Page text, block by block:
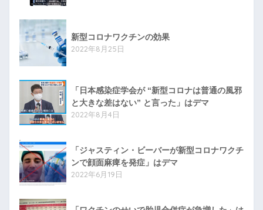
新型コロナワクチンの効果
2022年8月25日
「日本感染症学会が “新型コロナは普通の風邪
と大きな差はない” と言った」はデマ
2022年8月4日
「ジャスティン・ビーバーが新型コロナワクチ
ンで顔面麻痺を発症」はデマ
2022年6月19日